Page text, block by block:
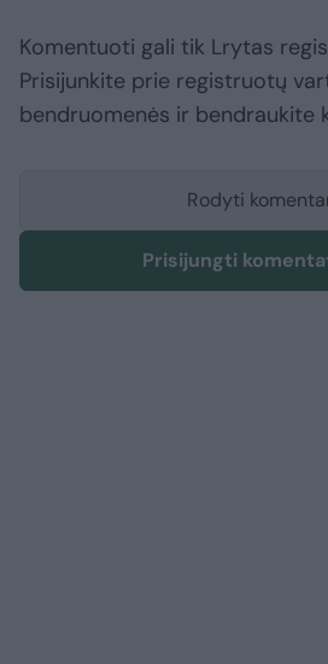
Komentuoti gali tik Lrytas
Prisijunkite prie registruotų
bendruomenės ir bendraukite
Rodyti
Prisijungti